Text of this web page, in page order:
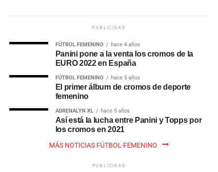
PUBLICIDAD
FÚTBOL FEMENINO hace 4 años
Panini pone a la venta los cromos de la
EURO 2022 en España
FÚTBOL FEMENINO hace 5 años
El primer álbum de cromos de deporte
femenino
ADRENALYN XL hace 5 años
Así está la lucha entre Panini y Topps por
los cromos en 2021
MÁS NOTICIAS FÚTBOL FEMENINO
PUBLICIDAD